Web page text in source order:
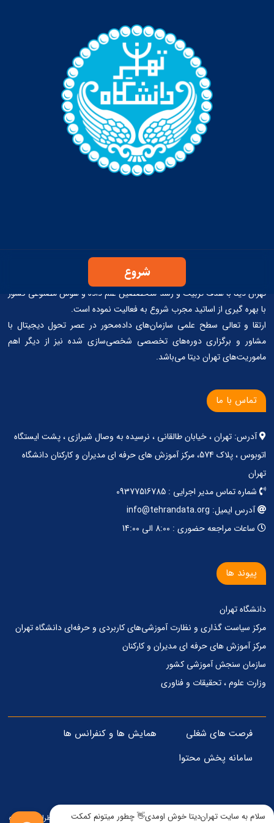
و کاربرد هوش مصنوعی مولد دانشگاه تهران (کد 5)
تهران دیتا با هدف تربیت و رشد متخصصین علم داده و هوش مصنوعی کشور
با بهره گیری از اساتید مجرب شروع به فعالیت نموده است.
ارتقا و تعالی سطح علمی سازمان‌های داده‌محور در عصر تحول دیجیتال با
مشاور و برگزاری دوره‌های تخصصی شخصی‌سازی شده نیز از دیگر اهم
ماموریت‌های تهران دیتا می‌باشد.
تماس با ما
آدرس: تهران ، خیابان طالقانی ، نرسیده به وصال شیرازی ، پشت ایستگاه
اتوبوس ، پلاک 574، مرکز آموزش های حرفه ای مدیران و کارکنان دانشگاه
تهران
شماره تماس مدیر اجرایی : 09377516785
آدرس ایمیل: info@tehrandata.org
ساعات مراجعه حضوری : 8:00 الی 14:00
پیوند ها
دانشگاه تهران
مرکز‌ سیاست گذاری‌ و‌ نظارت آموزشی‌های کاربردی‌ و‌ حرفه‌ای دانشگاه تهران
مرکز آموزش های حرفه ای مدیران و کارکنان
سازمان سنجش آموزشی کشور
وزارت علوم ، تحقیقات و فناوری
فرصت های شغلی
همایش ها و کنفرانس ها
سامانه پخش محتوا
© تمامی حقوق مادی و معنوی برای این وبسایت محفوظ است - 1405 . طراحی و پیاده
سلام به سایت تهران‌دیتا خوش اومدی👋 چطور میتونم کمکت